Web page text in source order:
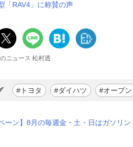
「RAV4」に称賛の声
ニュース 松村透
#トヨタ #ダイハツ #オープン
ーン】8月の毎週金・土・日はガソリ